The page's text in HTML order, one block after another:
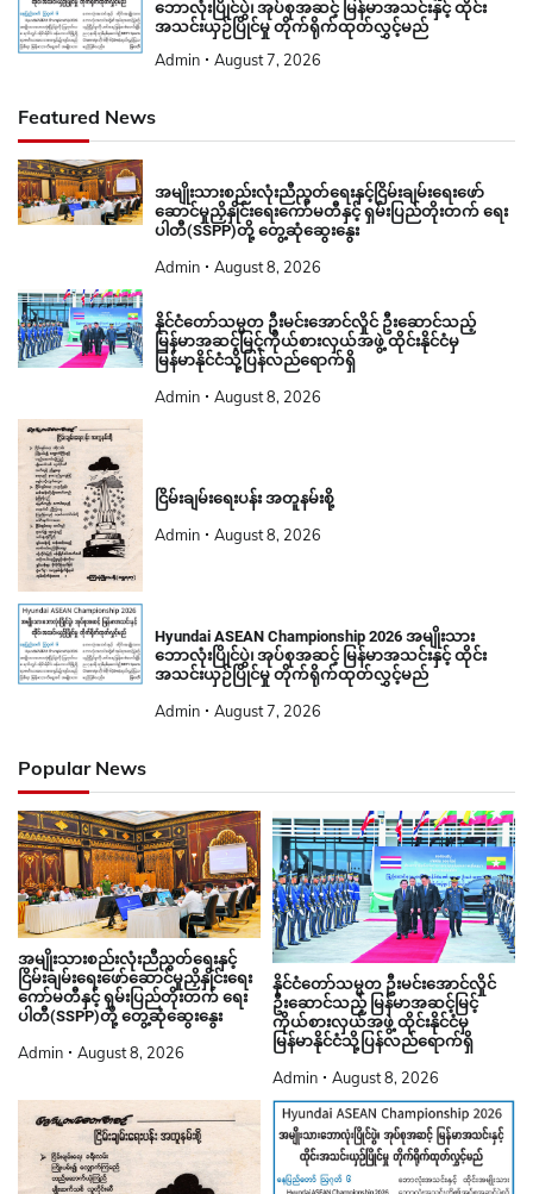
ဘောလုံးပြိုင်ပွဲ၊ အုပ်စုအဆင့် မြန်မာအသင်းနှင့် ထိုင်း
အသင်းယှဉ်ပြိုင်မှု တိုက်ရိုက်ထုတ်လွှင့်မည်
Admin August 7, 2026
Featured News
အမျိုးသားစည်းလုံးညီညွတ်ရေးနှင့်ငြိမ်းချမ်းရေးဖော်
ဆောင်မှုညှိနှိုင်းရေးကော်မတီနှင့် ရှမ်းပြည်တိုးတက် ရေး
ပါတီ(SSPP)တို့ တွေ့ဆုံဆွေးနွေး
Admin August 8, 2026
နိုင်ငံတော်သမ္မတ ဦးမင်းအောင်လှိုင် ဦးဆောင်သည့်
မြန်မာအဆင့်မြင့်ကိုယ်စားလှယ်အဖွဲ့ ထိုင်းနိုင်ငံမှ
မြန်မာနိုင်ငံသို့ပြန်လည်ရောက်ရှိ
Admin August 8, 2026
ငြိမ်းချမ်းရေးပန်း အတူနမ်းစို့
Admin August 8, 2026
Hyundai ASEAN Championship 2026 အမျိုးသား
ဘောလုံးပြိုင်ပွဲ၊ အုပ်စုအဆင့် မြန်မာအသင်းနှင့် ထိုင်း
အသင်းယှဉ်ပြိုင်မှု တိုက်ရိုက်ထုတ်လွှင့်မည်
Admin August 7, 2026
Popular News
အမျိုးသားစည်းလုံးညီညွတ်ရေးနှင့်
ငြိမ်းချမ်းရေးဖော်ဆောင်မှုညှိနှိုင်းရေး
ကော်မတီနှင့် ရှမ်းပြည်တိုးတက် ရေး
ပါတီ(SSPP)တို့ တွေ့ဆုံဆွေးနွေး
Admin August 8, 2026
နိုင်ငံတော်သမ္မတ ဦးမင်းအောင်လှိုင်
ဦးဆောင်သည့် မြန်မာအဆင့်မြင့်
ကိုယ်စားလှယ်အဖွဲ့ ထိုင်းနိုင်ငံမှ
မြန်မာနိုင်ငံသို့ပြန်လည်ရောက်ရှိ
Admin August 8, 2026